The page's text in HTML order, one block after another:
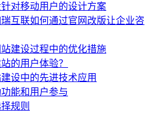
对移动用户的设计方案
互联如何通过官网改版让企业咨
建设过程中的优化措施
的用户体验？
设中的先进技术应用
能和用户参与
规则